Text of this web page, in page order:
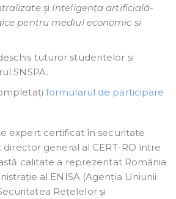
și Inteligența artificială-
pentru mediul economic și
tuturor studentelor și
SNSPA.
formularul de participare
expert certificat în securitate
general al CERT-RO între
calitate a reprezentat România
al ENISA (Agenția Uniunii
Rețelelor și